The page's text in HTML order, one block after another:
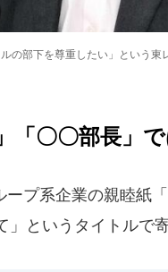
ルの部下を尊重したい」という
「〇〇部長」
プ系企業の親睦紙
」というタイトルで